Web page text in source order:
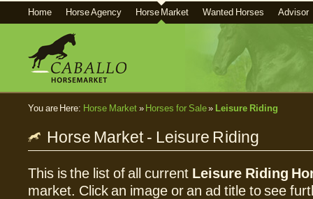
Home Horse Agency Horse Market Wanted Horses Advisor
You are Here: Horse Market» Horses for Sale» Leisure Riding
Horse Market - Leisure Riding
This is the list of all current Leisure Riding
market. Click an image or an ad title to see